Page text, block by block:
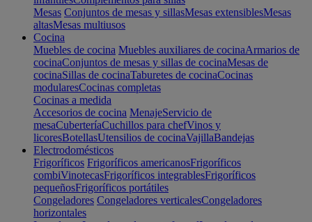
Mesas Conjuntos de mesas y sillasMesas extensiblesMesas
altasMesas multiusos
Cocina
Muebles de cocina Muebles auxiliares de cocinaArmarios de
cocinaConjuntos de mesas y sillas de cocinaMesas de
cocinaSillas de cocinaTaburetes de cocinaCocinas
modularesCocinas completas
Cocinas a medida
Accesorios de cocina MenajeServicio de
mesaCuberteríaCuchillos para chefVinos y
licoresBotellasUtensilios de cocinaVajillaBandejas
Electrodomésticos
Frigoríficos Frigoríficos americanosFrigoríficos
combiVinotecasFrigoríficos integrablesFrigoríficos
pequeñosFrigoríficos portátiles
Congeladores Congeladores verticalesCongeladores
horizontales